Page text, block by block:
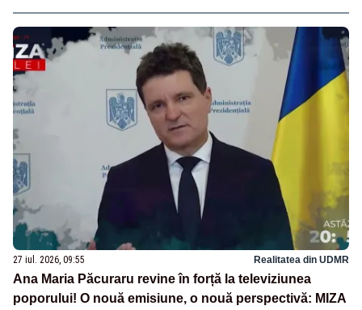
27 iul. 2026, 09:55 Realitatea din UDMR
Ana Maria Păcuraru revine în forță la televiziunea
poporului! O nouă emisiune, o nouă perspectivă: MIZA